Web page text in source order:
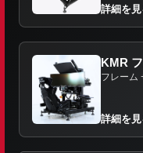
詳細を
KMR
フレーム
詳細を